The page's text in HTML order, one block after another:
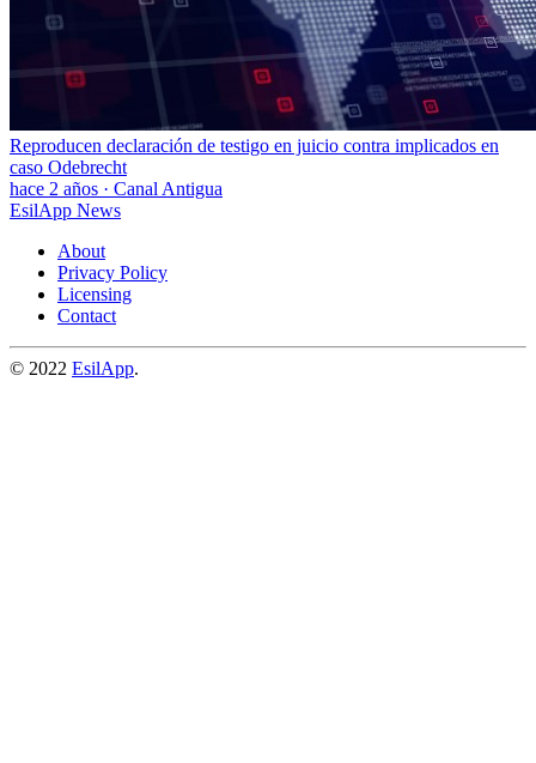
Reproducen declaración de testigo en juicio contra implicados en
caso Odebrecht
hace 2 años · Canal Antigua
EsilApp News
About
Privacy Policy
Licensing
Contact
© 2022 EsilApp.